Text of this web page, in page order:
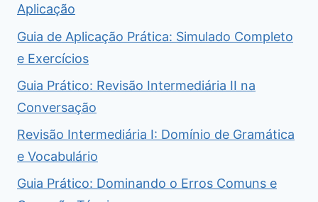
Aplicação
Guia de Aplicação Prática: Simulado Completo
e Exercícios
Guia Prático: Revisão Intermediária II na
Conversação
Revisão Intermediária I: Domínio de Gramática
e Vocabulário
Guia Prático: Dominando o Erros Comuns e